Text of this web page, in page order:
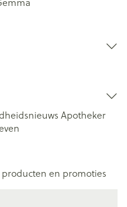
Apotheker
en promoties